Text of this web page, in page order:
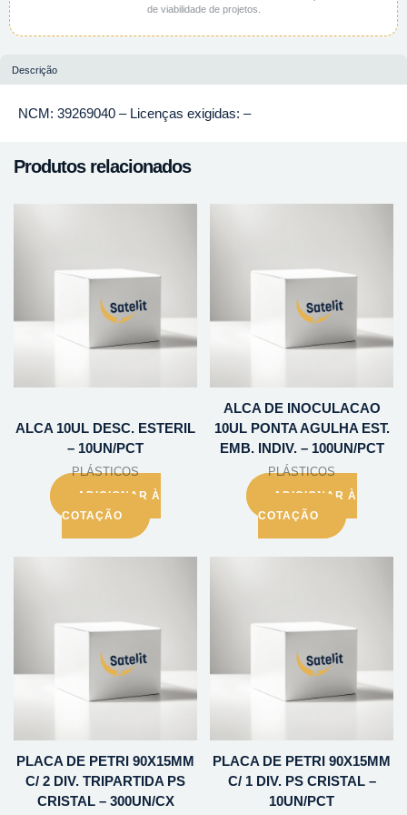
de viabilidade de projetos.
Descrição
NCM: 39269040 – Licenças exigidas: –
Produtos relacionados
ALCA 10UL DESC. ESTERIL
– 10UN/PCT
PLÁSTICOS
ADICIONAR À
COTAÇÃO
ALCA DE INOCULACAO
10UL PONTA AGULHA EST.
EMB. INDIV. – 100UN/PCT
PLÁSTICOS
ADICIONAR À
COTAÇÃO
PLACA DE PETRI 90X15MM
C/ 2 DIV. TRIPARTIDA PS
CRISTAL – 300UN/CX
PLACA DE PETRI 90X15MM
C/ 1 DIV. PS CRISTAL –
10UN/PCT